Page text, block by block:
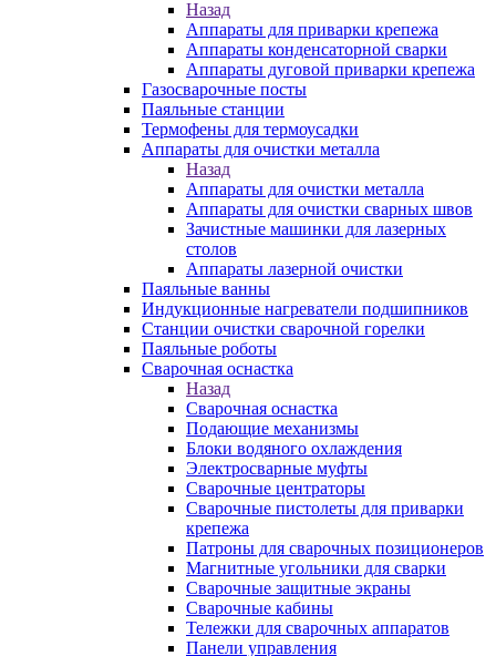
Назад
Аппараты для приварки крепежа
Аппараты конденсаторной сварки
Аппараты дуговой приварки крепежа
Газосварочные посты
Паяльные станции
Термофены для термоусадки
Аппараты для очистки металла
Назад
Аппараты для очистки металла
Аппараты для очистки сварных швов
Зачистные машинки для лазерных
столов
Аппараты лазерной очистки
Паяльные ванны
Индукционные нагреватели подшипников
Станции очистки сварочной горелки
Паяльные роботы
Сварочная оснастка
Назад
Сварочная оснастка
Подающие механизмы
Блоки водяного охлаждения
Электросварные муфты
Сварочные центраторы
Сварочные пистолеты для приварки
крепежа
Патроны для сварочных позиционеров
Магнитные угольники для сварки
Сварочные защитные экраны
Сварочные кабины
Тележки для сварочных аппаратов
Панели управления